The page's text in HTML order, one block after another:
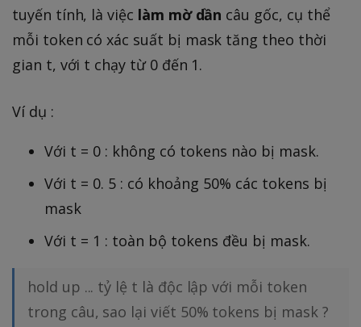
tuyến tính, là việc làm mờ dần câu gốc, cụ thể
mỗi token có xác suất bị mask tăng theo thời
gian t, với t chạy từ 0 đến 1.
Ví dụ :
Với t = 0 : không có tokens nào bị mask.
Với t = 0. 5 : có khoảng 50% các tokens bị
mask
Với t = 1 : toàn bộ tokens đều bị mask.
hold up ... tỷ lệ t là độc lập với mỗi token
trong câu, sao lại viết 50% tokens bị mask ?